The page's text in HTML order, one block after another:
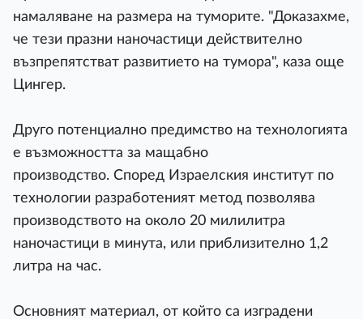
намаляване на размера на туморите. "Доказахме,
че тези празни наночастици действително
възпрепятстват развитието на тумора", каза още
Цингер.
Друго потенциално предимство на технологията
е възможността за мащабно
производство. Според Израелския институт по
технологии разработеният метод позволява
производството на около 20 милилитра
наночастици в минута, или приблизително 1,2
литра на час.
Основният материал, от който са изградени